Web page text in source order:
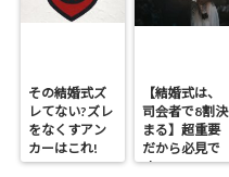
その結婚式ズ
レてない?ズレ
をなくすアン
カーはこれ!
【結婚式は、
司会者で8割決
まる】超重要
だから必見で
す